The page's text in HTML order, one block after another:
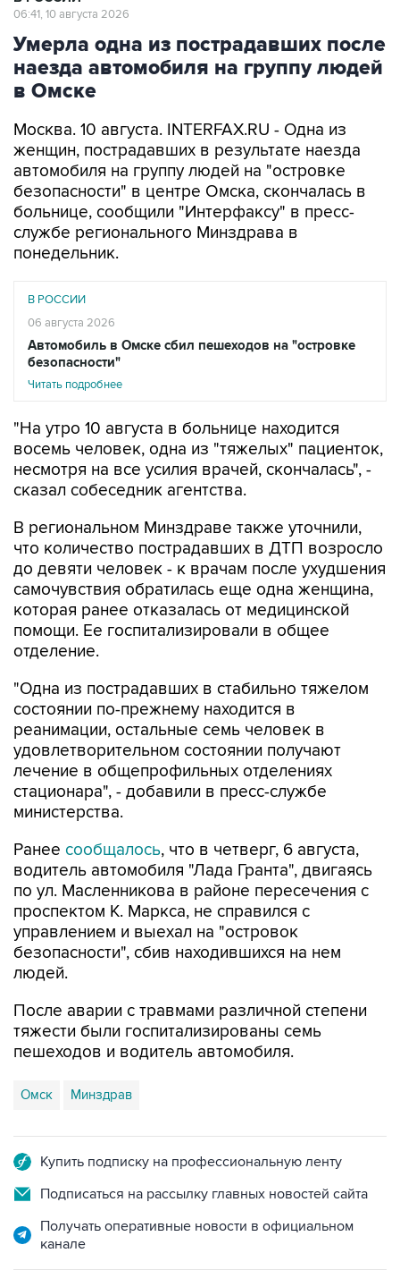
06:41, 10 августа 2026
Умерла одна из пострадавших после
наезда автомобиля на группу людей
в Омске
Москва. 10 августа. INTERFAX.RU - Одна из
женщин, пострадавших в результате наезда
автомобиля на группу людей на "островке
безопасности" в центре Омска, скончалась в
больнице, сообщили "Интерфаксу" в пресс-
службе регионального Минздрава в
понедельник.
В РОССИИ
06 августа 2026
Автомобиль в Омске сбил пешеходов на "островке
безопасности"
Читать подробнее
"На утро 10 августа в больнице находится
восемь человек, одна из "тяжелых" пациенток,
несмотря на все усилия врачей, скончалась", -
сказал собеседник агентства.
В региональном Минздраве также уточнили,
что количество пострадавших в ДТП возросло
до девяти человек - к врачам после ухудшения
самочувствия обратилась еще одна женщина,
которая ранее отказалась от медицинской
помощи. Ее госпитализировали в общее
отделение.
"Одна из пострадавших в стабильно тяжелом
состоянии по-прежнему находится в
реанимации, остальные семь человек в
удовлетворительном состоянии получают
лечение в общепрофильных отделениях
стационара", - добавили в пресс-службе
министерства.
Ранее сообщалось, что в четверг, 6 августа,
водитель автомобиля "Лада Гранта", двигаясь
по ул. Масленникова в районе пересечения с
проспектом К. Маркса, не справился с
управлением и выехал на "островок
безопасности", сбив находившихся на нем
людей.
После аварии с травмами различной степени
тяжести были госпитализированы семь
пешеходов и водитель автомобиля.
Омск Минздрав
Купить подписку на профессиональную ленту
Подписаться на рассылку главных новостей сайта
Получать оперативные новости в официальном
канале